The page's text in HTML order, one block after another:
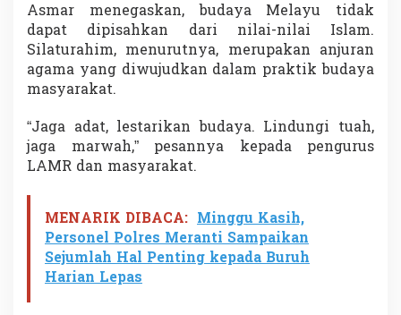
Asmar menegaskan, budaya Melayu tidak
dapat dipisahkan dari nilai-nilai Islam.
Silaturahim, menurutnya, merupakan anjuran
agama yang diwujudkan dalam praktik budaya
masyarakat.
“Jaga adat, lestarikan budaya. Lindungi tuah,
jaga marwah,” pesannya kepada pengurus
LAMR dan masyarakat.
MENARIK DIBACA: Minggu Kasih,
Personel Polres Meranti Sampaikan
Sejumlah Hal Penting kepada Buruh
Harian Lepas